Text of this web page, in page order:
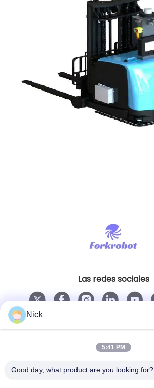
Las redes sociales
El correo electrónico
Nick
5:41 PM
Good day, what product are you looking for?